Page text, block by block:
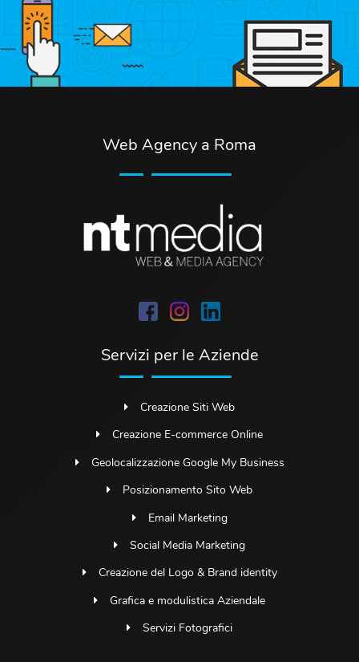
Web Agency a Roma
Servizi per le Aziende
Creazione Siti Web
Creazione E-commerce Online
Geolocalizzazione Google My Business
Posizionamento Sito Web
Email Marketing
Social Media Marketing
Creazione del Logo & Brand identity
Grafica e modulistica Aziendale
Servizi Fotografici